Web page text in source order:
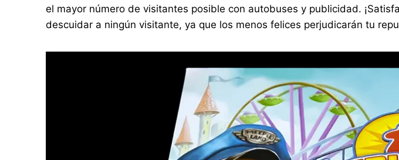
el mayor número de visitantes posible con autobuses y publicidad.
descuidar a ningún visitante, ya que los menos felices perjudicarán tu